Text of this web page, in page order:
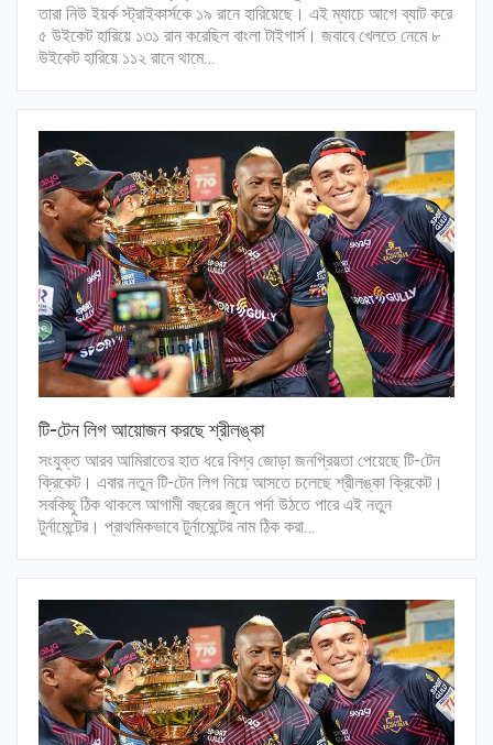
তারা নিউ ইয়র্ক স্ট্রাইকার্সকে ১৯ রানে হারিয়েছে। এই ম্যাচে আগে ব্যাট করে
৫ উইকেট হারিয়ে ১৩১ রান করেছিল বাংলা টাইগার্স। জবাবে খেলতে নেমে ৮
উইকেট হারিয়ে ১১২ রানে থামে…
টি-টেন লিগ আয়োজন করছে শ্রীলঙ্কা
সংযুক্ত আরব আমিরাতের হাত ধরে বিশ্ব জোড়া জনপ্রিয়তা পেয়েছে টি-টেন
ক্রিকেট। এবার নতুন টি-টেন লিগ নিয়ে আসতে চলেছে শ্রীলঙ্কা ক্রিকেট।
সবকিছু ঠিক থাকলে আগামী বছরের জুনে পর্দা উঠতে পারে এই নতুন
টুর্নামেন্টের। প্রাথমিকভাবে টুর্নামেন্টের নাম ঠিক করা…